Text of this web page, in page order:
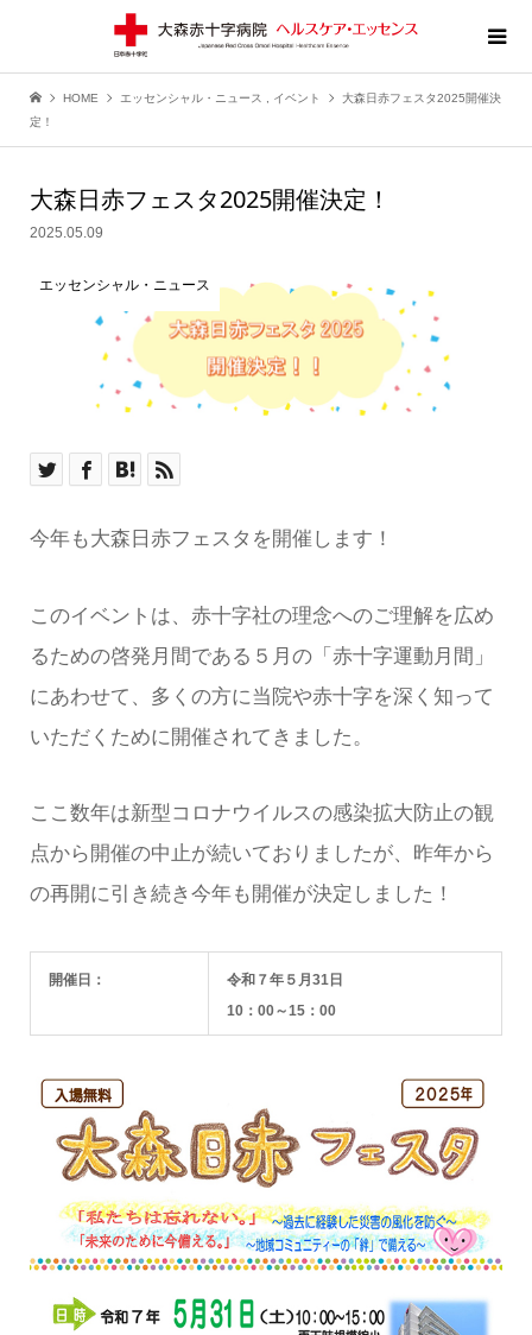
HOME エッセンシャル・ニュース イベント
大森日赤フェスタ2025開催決
定！
大森日赤フェスタ2025開催決定！
2025.05.09
エッセンシャル・ニュース
今年も大森日赤フェスタを開催します！
このイベントは、赤十字社の理念へのご理解を広め
るための啓発月間である５月の「赤十字運動月間」
にあわせて、多くの方に当院や赤十字を深く知って
いただくために開催されてきました。
ここ数年は新型コロナウイルスの感染拡大防止の観
点から開催の中止が続いておりましたが、昨年から
の再開に引き続き今年も開催が決定しました！
開催日：
令和７年５月31日
10：00～15：00